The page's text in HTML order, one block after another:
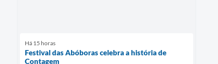
Há 15 horas
Festival das Abóboras celebra a história de
Contagem